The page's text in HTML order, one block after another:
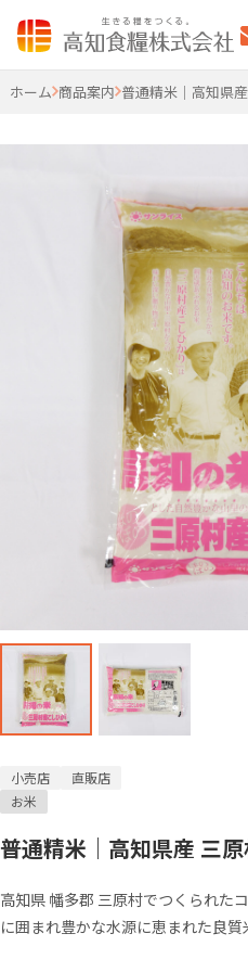
高知食糧株式
ホーム 商品案内 普通精米｜高知県
小売店
直販店
お米
普通精米｜高知県産 三
高知県 幡多郡 三原村でつくられた
に囲まれ豊かな水源に恵まれた良質